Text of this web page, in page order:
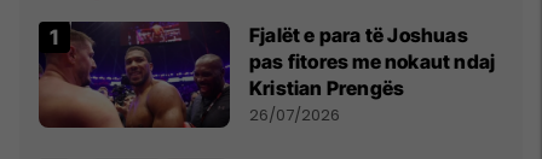
Fjalët e para të Joshuas
pas fitores me nokaut ndaj
Kristian Prengës
26/07/2026